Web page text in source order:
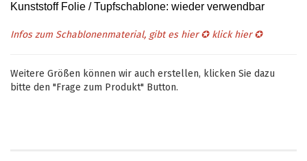
Kunststoff Folie / Tupfschablone: wieder verwendbar
Infos zum Schablonenmaterial, gibt es hier ✪ klick hier✪
Weitere Größen können wir auch erstellen, klicken Sie dazu
bitte den "Frage zum Produkt" Button.